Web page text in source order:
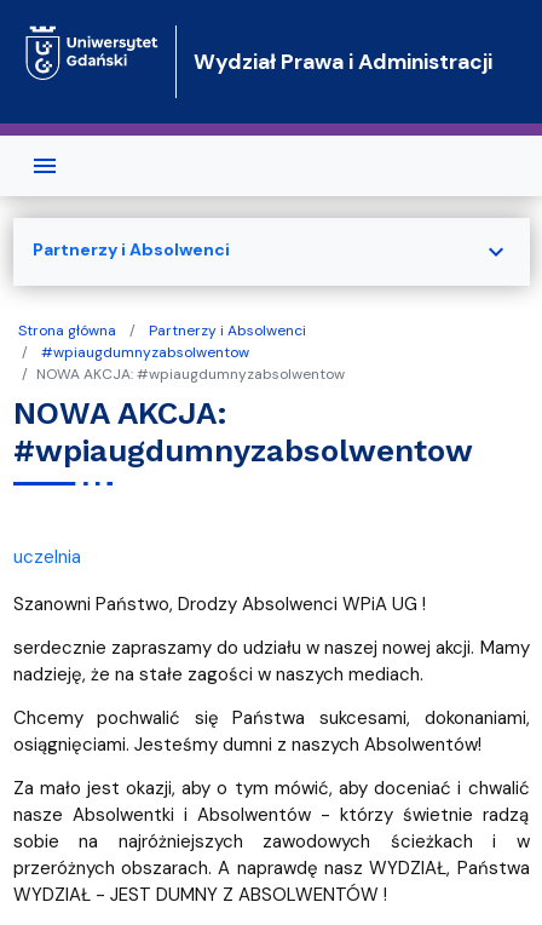
Wydział Prawa i Administracji
Strona główna
Partnerzy i Absolwenci
#wpiaugdumnyzabsolwentow
NOWA AKCJA: #wpiaugdumnyzabsolwentow
NOWA AKCJA:
#wpiaugdumnyzabsolwentow
uczelnia
Szanowni Państwo, Drodzy Absolwenci WPiA UG !
serdecznie zapraszamy do udziału w naszej nowej akcji. Mamy
nadzieję, że na stałe zagości w naszych mediach.
Chcemy pochwalić się Państwa sukcesami, dokonaniami,
osiągnięciami. Jesteśmy dumni z naszych Absolwentów!
Za mało jest okazji, aby o tym mówić, aby doceniać i chwalić
nasze Absolwentki i Absolwentów - którzy świetnie radzą
sobie na najróżniejszych zawodowych ścieżkach i w
przeróżnych obszarach. A naprawdę nasz WYDZIAŁ, Państwa
WYDZIAŁ - JEST DUMNY Z ABSOLWENTÓW !
Partnerzy i Absolwenci expand_more